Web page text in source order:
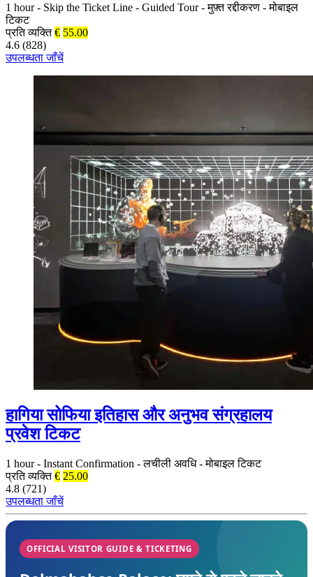
1 hour - Skip the Ticket Line - Guided Tour - मुफ़्त रद्दीकरण - मोबाइल
टिकट
प्रति व्यक्ति € 55.00
4.6 (828)
उपलब्धता जाँचें
हागिया सोफिया इतिहास और अनुभव संग्रहालय
प्रवेश टिकट
1 hour - Instant Confirmation - लचीली अवधि - मोबाइल टिकट
प्रति व्यक्ति € 25.00
4.8 (721)
उपलब्धता जाँचें
OFFICIAL VISITOR GUIDE & TICKETING